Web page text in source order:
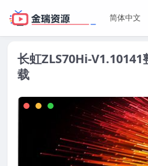
长虹ZLS70Hi-
载